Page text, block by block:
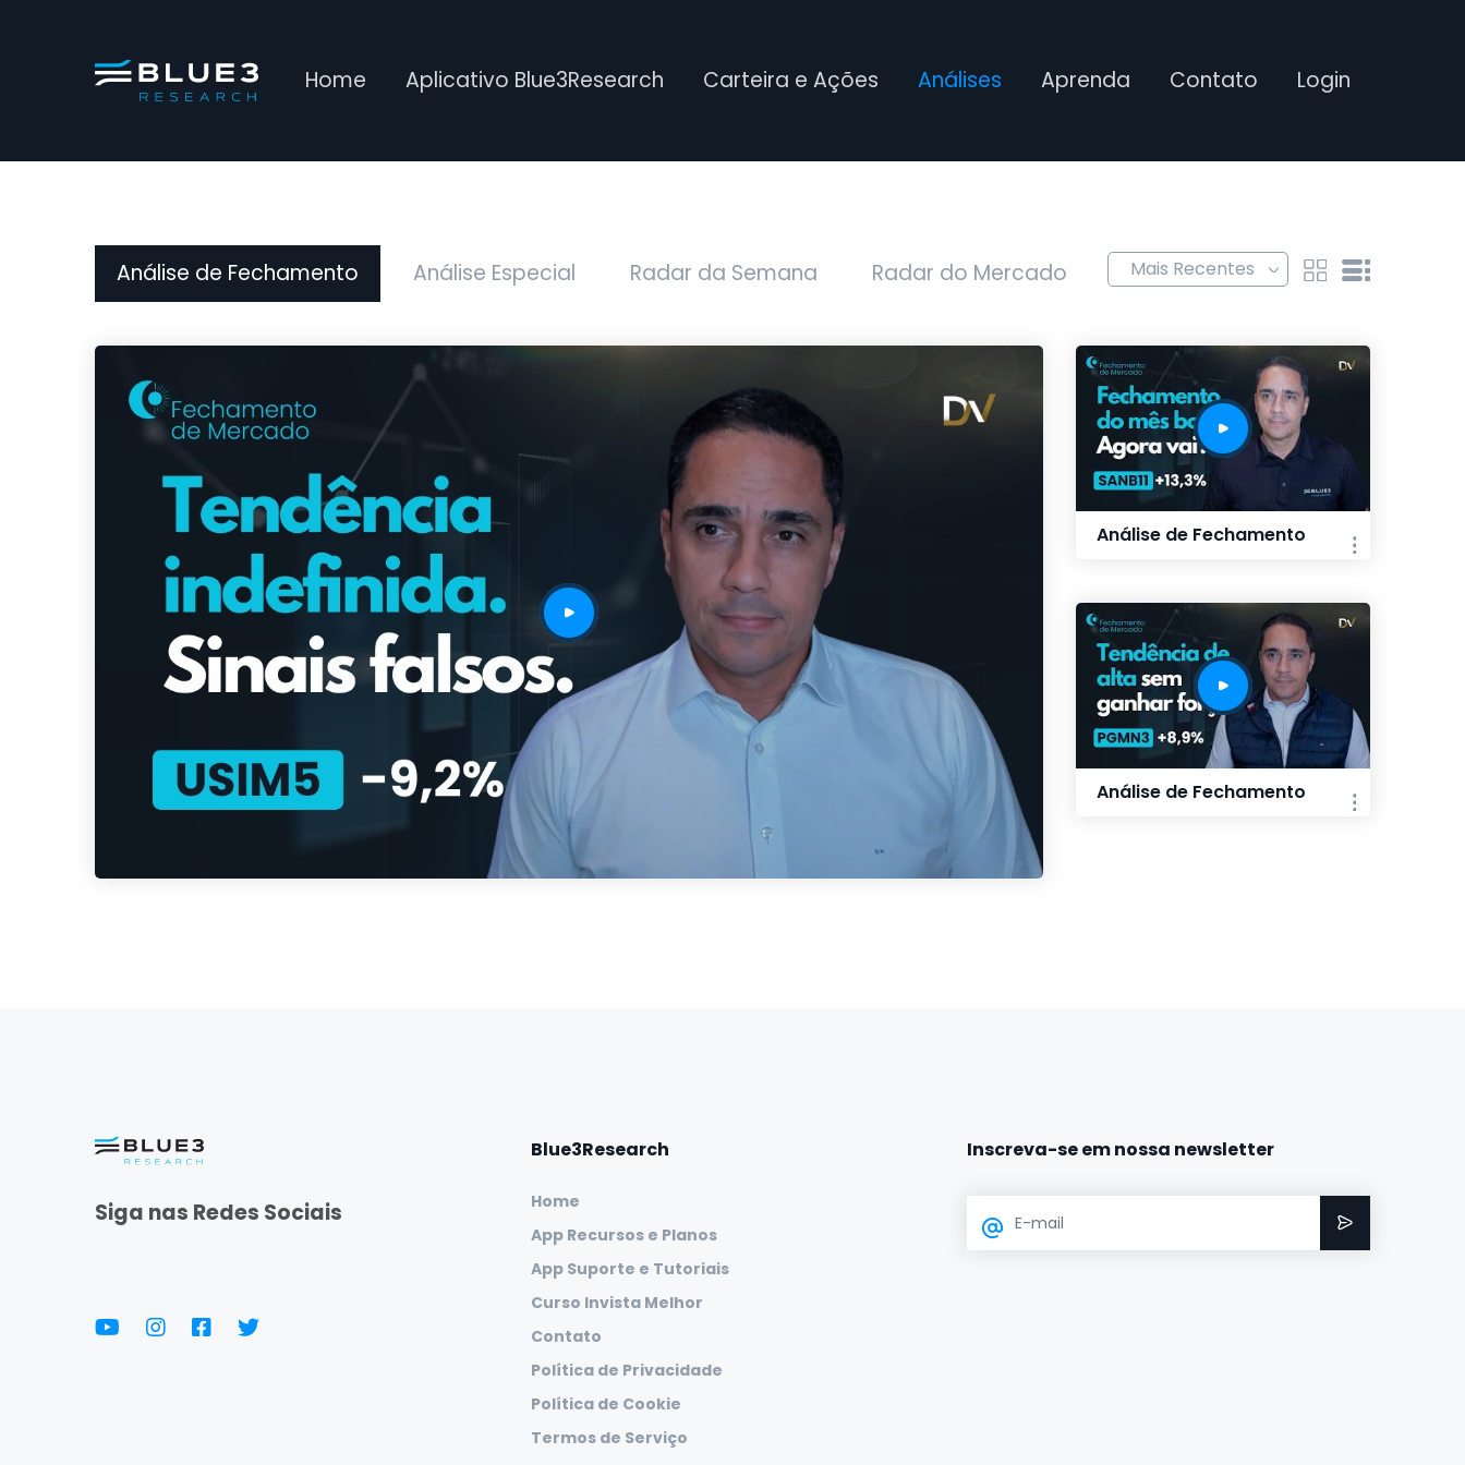
Home Aplicativo Blue3Research Carteira e Ações Análises Aprenda Contato Login
Análise de Fechamento Análise Especial Radar da Semana Radar do Mercado
Análise de Fechamento
Análise de Fechamento
Siga nas Redes Sociais
Blue3Research
Home
App Recursos e Planos
App Suporte e Tutoriais
Curso Invista Melhor
Contato
Política de Privacidade
Política de Cookie
Termos de Serviço
Inscreva-se em nossa newsletter